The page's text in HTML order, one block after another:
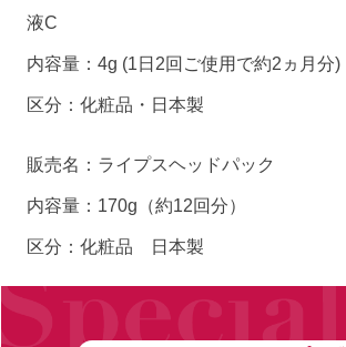
液C
内容量：4g (1日2回ご使用で約2ヵ月分)
区分：化粧品・日本製
販売名：ライプスヘッドパック
内容量：170g（約12回分）
区分：化粧品 日本製